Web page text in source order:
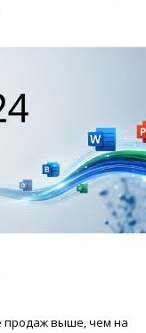
продаж выше, чем на